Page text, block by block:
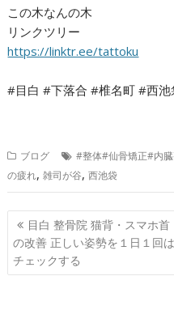
この木なんの木
リンクツリー
https://linktr.ee/tattoku
#目白 #下落合 #椎名町 #西
ブログ #整体#仙骨矯正#内
の疲れ,雑司が谷,西池袋
投
稿
ナ
目白 整骨院 猫背・スマホ首
の改善 正しい姿勢を１日１回は
チェックする